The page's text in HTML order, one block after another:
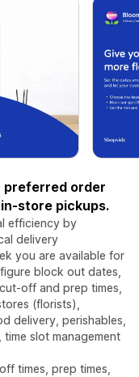
preferred order
store pickups.
efficiency by
delivery
you are available for
block out dates,
off and prep times,
(florists),
delivery, perishables,
slot management
times, prep times,